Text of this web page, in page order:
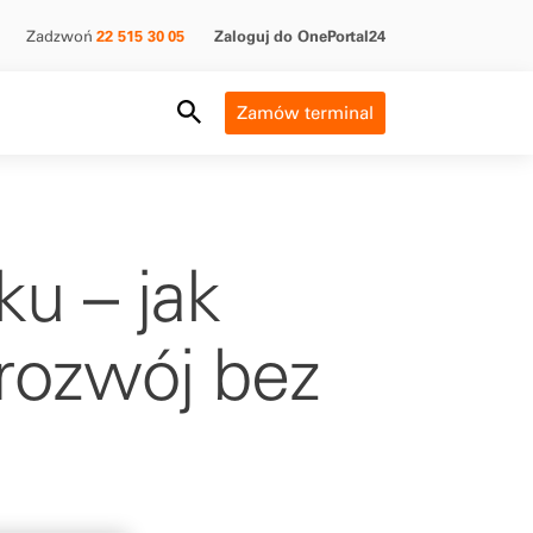
Zadzwoń22 515 30 05 Zaloguj do OnePortal24
Search FieldZamów terminal
– jak
bez